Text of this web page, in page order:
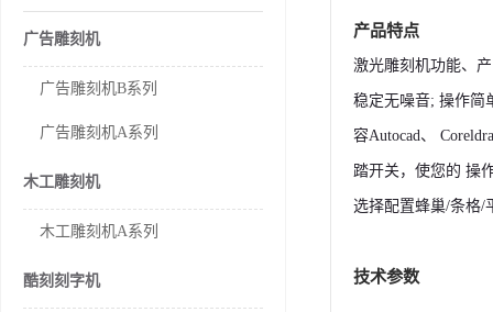
广告雕刻机
广告雕刻机B系列
广告雕刻机A系列
木工雕刻机
木工雕刻机A系列
酷刻刻字机
产品特点
激光雕刻机功能、
稳定无噪音; 操作简
容Autocad、
踏开关，使您的 操
选择配置蜂巢/条格/
技术参数